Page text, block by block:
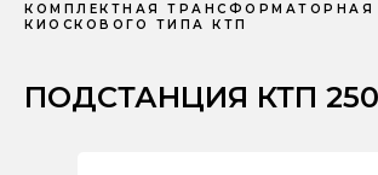
КОМПЛЕКТНАЯ
КИОСКОВОГО ТИПА КТП
ПОДСТАНЦИЯ КТП 250